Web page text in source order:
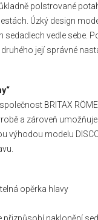
polstrované
Úzký design
sedadlech vedle sebe.
její správné
BRITAX
a zároveň
výhodou modelu
opěrka hlavy